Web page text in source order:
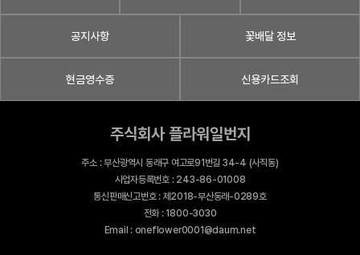
공지사항 꽃배달 정보
현금영수증 신용카드조회
주식회사 플라워일번지
주소 : 부산광역시 동래구 여고로91번길 34-4 (사직동)
사업자등록번호 : 243-86-01008
통신판매신고번호 : 제2018-부산동래-0289호
전화 : 1800-3030
Email : oneflower0001@daum.net